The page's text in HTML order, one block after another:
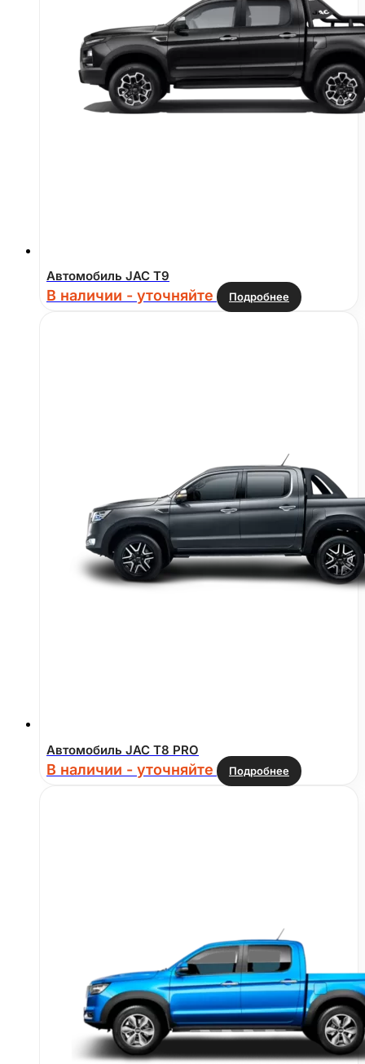
Автомобиль JAC T9
В наличии - уточняйте Подробнее
Автомобиль JAC T8 PRO
В наличии - уточняйте Подробнее